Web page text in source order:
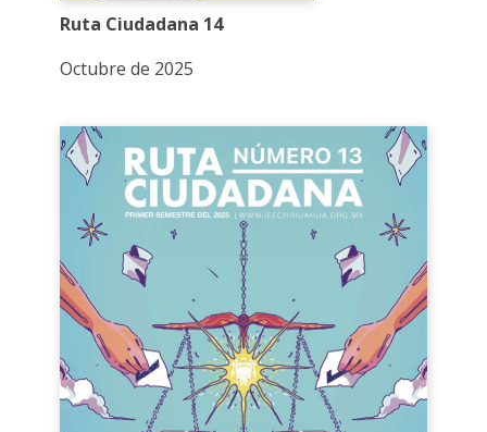
Ruta Ciudadana 14
Octubre de 2025